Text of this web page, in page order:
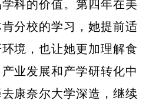
科的价值。第四年在美
分校的学习，她提前适
境，也让她更加理解食
业发展和产学研转化中
康奈尔大学深造，继续